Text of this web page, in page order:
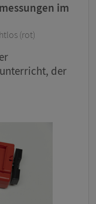
im
(rot)
der